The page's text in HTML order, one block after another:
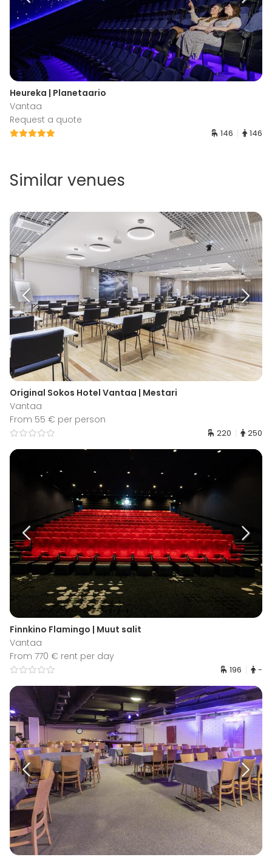
Heureka | Planetaario
Vantaa
Request a quote
146 146
Similar venues
Original Sokos Hotel Vantaa | Mestari
Vantaa
From 55 € per person
220 250
Finnkino Flamingo | Muut salit
Vantaa
From 770 € rent per day
196 -